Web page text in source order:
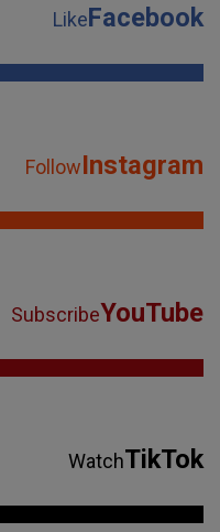
LikeFacebook
FollowInstagram
SubscribeYouTube
WatchTikTok